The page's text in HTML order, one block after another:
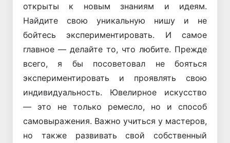
открыты к новым знаниям и идеям.
Найдите свою уникальную нишу и не
бойтесь экспериментировать. И самое
главное — делайте то, что любите. Прежде
всего, я бы посоветовал не бояться
экспериментировать и проявлять свою
индивидуальность. Ювелирное искусство
— это не только ремесло, но и способ
самовыражения. Важно учиться у мастеров,
но также развивать свой собственный